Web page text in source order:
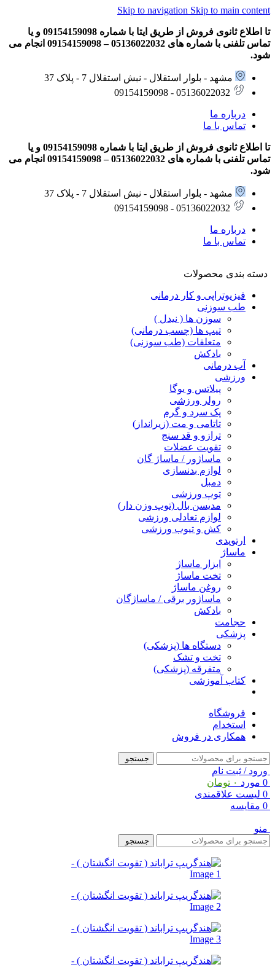
Skip to navigation Skip to main content
تا اطلاع ثانوی فروش از طریق ایتا با شماره 09154159098 و یا
تماس تلفنی با شماره های 05136022032 – 09154159098 انجام می
شود.
مشهد - بلوار استقلال - نبش استقلال 7 - پلاک 37
05136022032 - 09154159098
درباره ما
تماس با ما
تا اطلاع ثانوی فروش از طریق ایتا با شماره 09154159098 و یا
تماس تلفنی با شماره های 05136022032 – 09154159098 انجام می
شود.
مشهد - بلوار استقلال - نبش استقلال 7 - پلاک 37
05136022032 - 09154159098
درباره ما
تماس با ما
دسته بندی محصولات
فیزیوتراپی و کار درمانی
طب سوزنی
سوزن ها ( نیدل )
تیپ ها (چسب درمانی)
متعلقات (طب سوزنی)
بادکش
آب درمانی
ورزشی
پیلاتس و یوگا
رولر ورزشی
پک سرد و گرم
تاتامی و مت (زیرانداز)
ترازو و قد سنج
تقویت عضلات
ماساژور / ماساژ گان
لوازم بدنسازی
دمبل
توپ ورزشی
مدیسن بال (توپ وزن دار)
لوازم تعادلی ورزشی
کش و تیوب ورزشی
ارتوپدی
ماساژ
ابزار ماساژ
تخت ماساژ
روغن ماساژ
ماساژور برقی / ماساژگان
بادکش
حجامت
پزشکی
دستگاه ها (پزشکی)
تخت و تشک
متفرقه (پزشکی)
کتاب آموزشی
فروشگاه
استخدام
همکاری در فروش
جستجو
ورود / ثبت نام
0 مورد ۰ تومان
0 لیست علاقمندی
0 مقایسه
منو
جستجو